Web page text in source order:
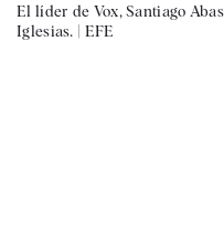
El líder de Vox, Santiago
Iglesias. | EFE